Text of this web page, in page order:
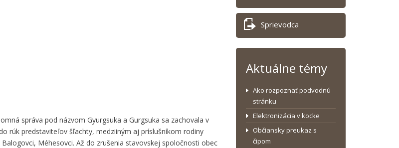
správa pod názvom Gyurgsuka a Gurgsuka sa zachovala v
rúk predstaviteľov šľachty, medziiným aj príslušníkom rodiny
Méhesovci. Až do zrušenia stavovskej spoločnosti obec
Sprievodca
Aktuálne témy
Ako rozpoznať podvodnú
stránku
Elektronizácia v kocke
Občiansky preukaz s
čipom